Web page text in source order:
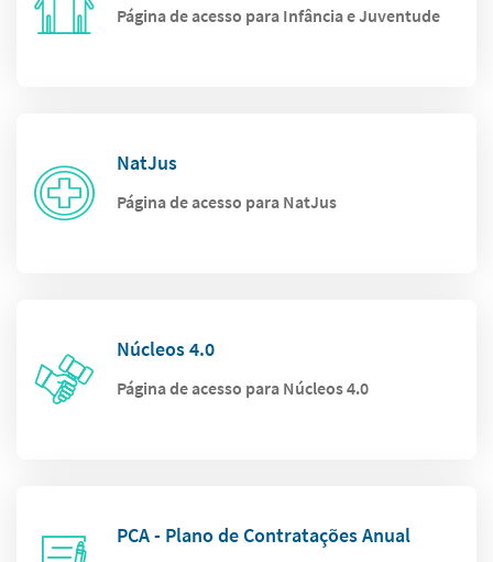
Página de acesso para Infância e Juventude
NatJus
Página de acesso para NatJus
Núcleos 4.0
Página de acesso para Núcleos 4.0
PCA - Plano de Contratações Anual